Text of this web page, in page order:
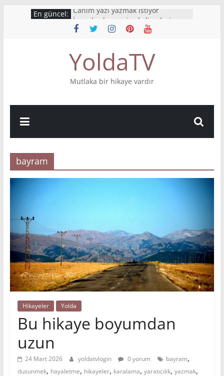
En güncel: Canım yazı yazmak istiyor
İnsanlardan geriye kelimeleri
kalıyor
Mutluluktan ağlıyorum
Bu hikaye boyumdan uzun
YoldaTV
Mutlaka bir hikaye vardır
bayram
Hikayeler Yolda
Bu hikaye boyumdan
uzun
24 Mart 2026 yoldatvlogin 0 yorum bayram,
dusunmek, hayaletme, hikayeler, karalama, yaratıcılık, yazmak,